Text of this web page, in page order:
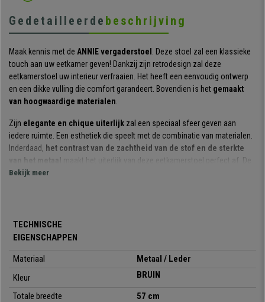
Gedetailleerde beschrijving
Maak kennis met de ANNIE vergaderstoel . Deze stoel zal een klassieke
touch aan uw eetkamer geven! Dankzij zijn retrodesign zal deze
eetkamerstoel uw interieur verfraaien. Het heeft een eenvoudig ontwerp
en een dikke vulling die comfort garandeert. Bovendien is het gemaakt
van hoogwaardige materialen.
Zijn elegante en chique uiterlijk zal een speciaal sfeer geven aan
iedere ruimte. Een esthetiek die speelt met de combinatie van materialen.
Inderdaad, het contrast van de zachtheid van de stof en de sterkte
van het metaal
maakt het uiterlijk van deze eetkamerstoel perfect af. De
zachte vulling zorgt voor een comfortabele zithouding, ook voor langere
aan retro meubelen. Ze zijn uitgerust met
vloerbeschermers
poten om uw vloer te beschermen tegen krassen.
Bovendien is het gemaakt van hoogwaardige materialen, ontworpen om
vele jaren mee te gaan en in perfecte staat. De
Bekijk meer
TECHNISCHE
EIGENSCHAPPEN
Materiaal
Metaal / Leder
Kleur
BRUIN
Totale breedte
57 cm